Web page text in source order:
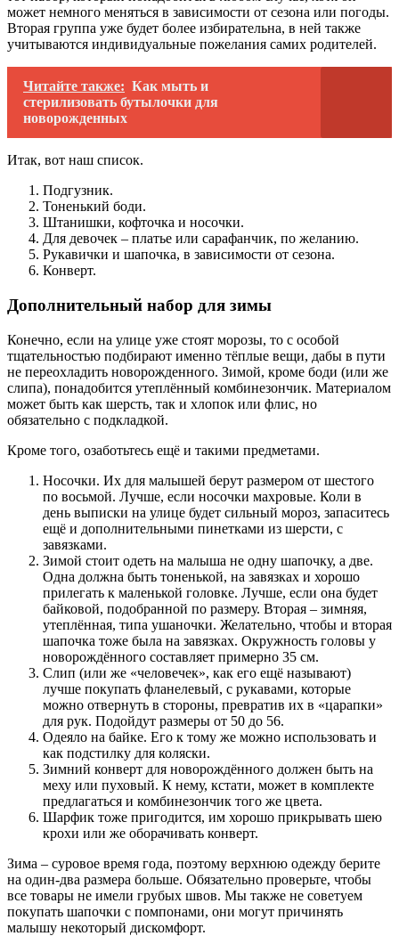
может немного меняться в зависимости от сезона или погоды.
Вторая группа уже будет более избирательна, в ней также
учитываются индивидуальные пожелания самих родителей.
Читайте также: Как мыть и
стерилизовать бутылочки для
новорожденных
Итак, вот наш список.
Подгузник.
Тоненький боди.
Штанишки, кофточка и носочки.
Для девочек – платье или сарафанчик, по желанию.
Рукавички и шапочка, в зависимости от сезона.
Конверт.
Дополнительный набор для зимы
Конечно, если на улице уже стоят морозы, то с особой
тщательностью подбирают именно тёплые вещи, дабы в пути
не переохладить новорожденного. Зимой, кроме боди (или же
слипа), понадобится утеплённый комбинезончик. Материалом
может быть как шерсть, так и хлопок или флис, но
обязательно с подкладкой.
Кроме того, озаботьтесь ещё и такими предметами.
Носочки. Их для малышей берут размером от шестого
по восьмой. Лучше, если носочки махровые. Коли в
день выписки на улице будет сильный мороз, запаситесь
ещё и дополнительными пинетками из шерсти, с
завязками.
Зимой стоит одеть на малыша не одну шапочку, а две.
Одна должна быть тоненькой, на завязках и хорошо
прилегать к маленькой головке. Лучше, если она будет
байковой, подобранной по размеру. Вторая – зимняя,
утеплённая, типа ушаночки. Желательно, чтобы и вторая
шапочка тоже была на завязках. Окружность головы у
новорождённого составляет примерно 35 см.
Слип (или же «человечек», как его ещё называют)
лучше покупать фланелевый, с рукавами, которые
можно отвернуть в стороны, превратив их в «царапки»
для рук. Подойдут размеры от 50 до 56.
Одеяло на байке. Его к тому же можно использовать и
как подстилку для коляски.
Зимний конверт для новорождённого должен быть на
меху или пуховый. К нему, кстати, может в комплекте
предлагаться и комбинезончик того же цвета.
Шарфик тоже пригодится, им хорошо прикрывать шею
крохи или же оборачивать конверт.
Зима – суровое время года, поэтому верхнюю одежду берите
на один-два размера больше. Обязательно проверьте, чтобы
все товары не имели грубых швов. Мы также не советуем
покупать шапочки с помпонами, они могут причинять
малышу некоторый дискомфорт.